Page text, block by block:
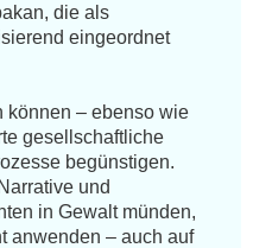
die als
eingeordnet
können – ebenso wie
gesellschaftliche
und
in Gewalt münden,
anwenden – auch auf